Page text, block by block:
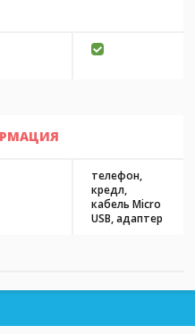
телефон,
кредл,
кабель Micro
USB, адаптер